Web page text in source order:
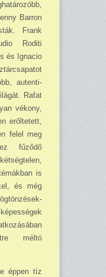
Barron
Frank
Roditi
és Ignacio
autenti­
Rafat
vékony,
erőltetett,
felel meg
fű­ződő
is
és még
méltó
éppen tíz